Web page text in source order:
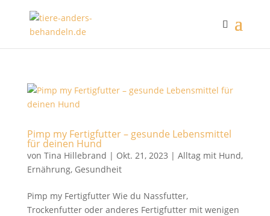
Pimp my Fertigfutter – gesunde Lebensmittel
für deinen Hund
von Tina Hillebrand | Okt. 21, 2023 | Alltag mit Hund,
Ernährung, Gesundheit
Pimp my Fertigfutter Wie du Nassfutter,
Trockenfutter oder anderes Fertigfutter mit wenigen